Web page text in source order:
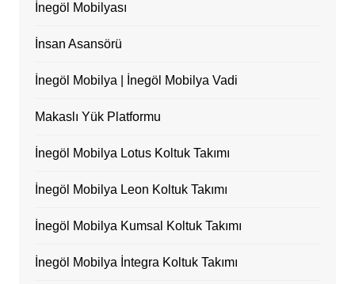
İnegöl Mobilyası
İnsan Asansörü
İnegöl Mobilya | İnegöl Mobilya Vadi
Makaslı Yük Platformu
İnegöl Mobilya Lotus Koltuk Takımı
İnegöl Mobilya Leon Koltuk Takımı
İnegöl Mobilya Kumsal Koltuk Takımı
İnegöl Mobilya İntegra Koltuk Takımı